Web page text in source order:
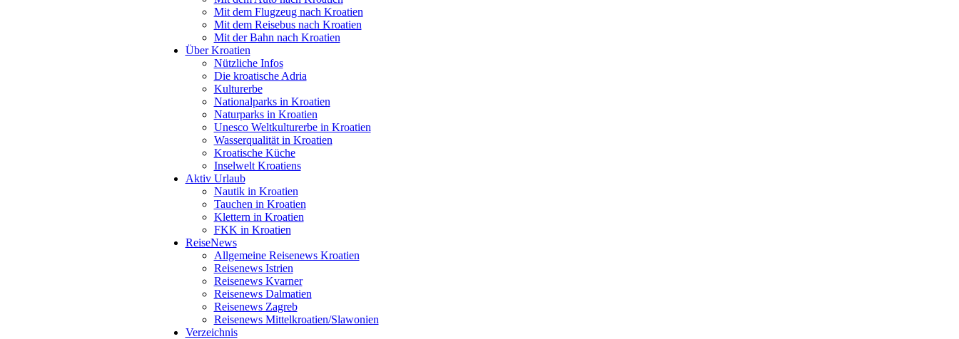
Mit dem Flugzeug nach Kroatien
Mit dem Reisebus nach Kroatien
Mit der Bahn nach Kroatien
Über Kroatien
Nützliche Infos
Die kroatische Adria
Kulturerbe
Nationalparks in Kroatien
Naturparks in Kroatien
Unesco Weltkulturerbe in Kroatien
Wasserqualität in Kroatien
Kroatische Küche
Inselwelt Kroatiens
Aktiv Urlaub
Nautik in Kroatien
Tauchen in Kroatien
Klettern in Kroatien
FKK in Kroatien
ReiseNews
Allgemeine Reisenews Kroatien
Reisenews Istrien
Reisenews Kvarner
Reisenews Dalmatien
Reisenews Zagreb
Reisenews Mittelkroatien/Slawonien
Verzeichnis